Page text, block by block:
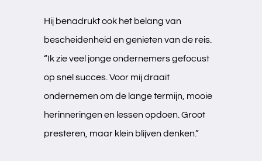
Hij benadrukt ook het belang van
bescheidenheid en genieten van de reis.
“Ik zie veel jonge ondernemers gefocust
op snel succes. Voor mij draait
ondernemen om de lange termijn, mooie
herinneringen en lessen opdoen. Groot
presteren, maar klein blijven denken.”